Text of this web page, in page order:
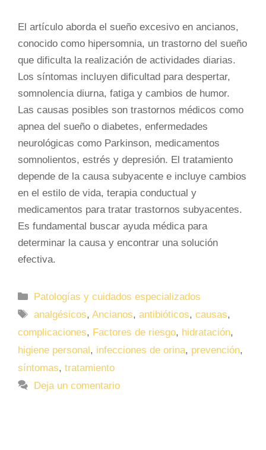
El artículo aborda el sueño excesivo en ancianos,
conocido como hipersomnia, un trastorno del sueño
que dificulta la realización de actividades diarias.
Los síntomas incluyen dificultad para despertar,
somnolencia diurna, fatiga y cambios de humor.
Las causas posibles son trastornos médicos como
apnea del sueño o diabetes, enfermedades
neurológicas como Parkinson, medicamentos
somnolientos, estrés y depresión. El tratamiento
depende de la causa subyacente e incluye cambios
en el estilo de vida, terapia conductual y
medicamentos para tratar trastornos subyacentes.
Es fundamental buscar ayuda médica para
determinar la causa y encontrar una solución
efectiva.
Categorías
Patologías y cuidados especializados
Etiquetas
analgésicos,Ancianos,antibióticos,causas,
complicaciones, Factores de riesgo, hidratación,
higiene personal, infecciones de orina, prevención,
síntomas, tratamiento
Deja un comentario